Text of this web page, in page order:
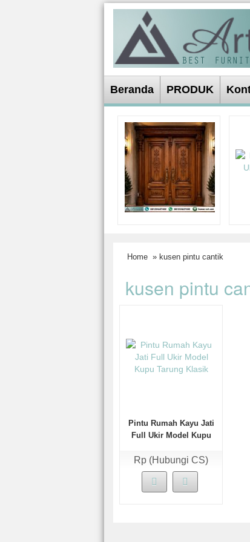
Beranda PRODUK
Home » kusen pintu cantik
kusen pintu
Pintu Rumah Kayu Jati
Full Ukir Model Kupu
Rp (Hubungi CS)